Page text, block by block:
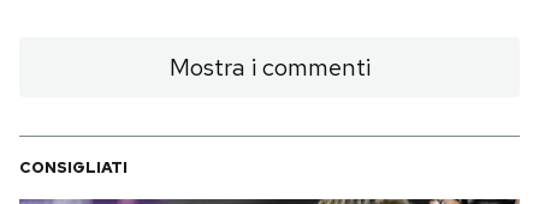
Mostra i commenti
CONSIGLIATI